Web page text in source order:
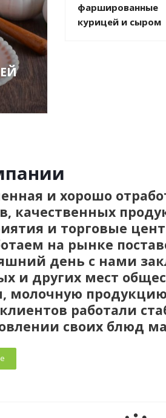
фаршированные
курицей и сыром
и хорошо
качественных
и торговые
на рынке
день с нами
и других мест
молочную
работали
своих блюд